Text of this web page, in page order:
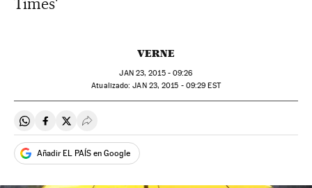
VERNE
JAN23, 2015 - 09:26
atualizado: JAN23, 2015 - 09:29 EST
Compartir en Whatsapp
Compartir en Facebook
Compartir en Twitter
Desplegar Redes Sociales
Añadir EL PAÍS en Google